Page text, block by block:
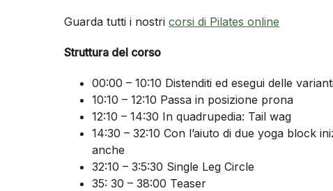
Guarda tutti i nostricorsi di Pilates online
Struttura del corso
00:00 – 10:10 Distenditi ed esegui delle
10:10 – 12:10 Passa in posizione prona
12:10 – 14:30 In quadrupedia: Tail wag
14:30 – 32:10 Con l’aiuto di due yoga block
anche
32:10 – 3:5:30 Single Leg Circle
35: 30 – 38:00 Teaser